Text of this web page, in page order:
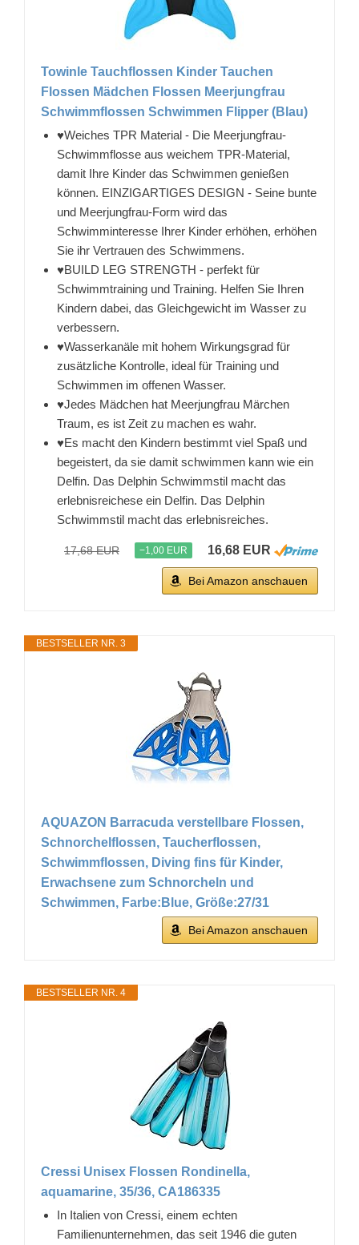
Towinle Tauchflossen Kinder Tauchen
Flossen Mädchen Flossen Meerjungfrau
Schwimmflossen Schwimmen Flipper (Blau)
♥Weiches TPR Material - Die Meerjungfrau-
Schwimmflosse aus weichem TPR-Material,
damit Ihre Kinder das Schwimmen genießen
können. EINZIGARTIGES DESIGN - Seine bunte
und Meerjungfrau-Form wird das
Schwimminteresse Ihrer Kinder erhöhen, erhöhen
Sie ihr Vertrauen des Schwimmens.
♥BUILD LEG STRENGTH - perfekt für
Schwimmtraining und Training. Helfen Sie Ihren
Kindern dabei, das Gleichgewicht im Wasser zu
verbessern.
♥Wasserkanäle mit hohem Wirkungsgrad für
zusätzliche Kontrolle, ideal für Training und
Schwimmen im offenen Wasser.
♥Jedes Mädchen hat Meerjungfrau Märchen
Traum, es ist Zeit zu machen es wahr.
♥Es macht den Kindern bestimmt viel Spaß und
begeistert, da sie damit schwimmen kann wie ein
Delfin. Das Delphin Schwimmstil macht das
erlebnisreichese ein Delfin. Das Delphin
Schwimmstil macht das erlebnisreiches.
17,68 EUR −1,00 EUR 16,68 EUR
Bei Amazon anschauen
BESTSELLER NR. 3
AQUAZON Barracuda verstellbare Flossen,
Schnorchelflossen, Taucherflossen,
Schwimmflossen, Diving fins für Kinder,
Erwachsene zum Schnorcheln und
Schwimmen, Farbe:Blue, Größe:27/31
Bei Amazon anschauen
BESTSELLER NR. 4
Cressi Unisex Flossen Rondinella,
aquamarine, 35/36, CA186335
In Italien von Cressi, einem echten
Familienunternehmen, das seit 1946 die guten